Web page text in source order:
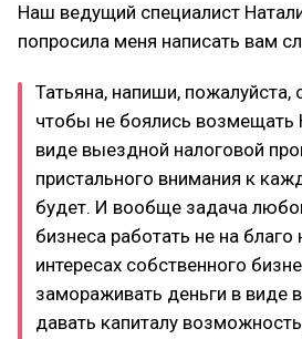
Наш ведущий специалист
попросила меня написать вам
Татьяна, напиши, пожалуйста,
чтобы не боялись
виде выездной налоговой
пристального внимания к
будет. И вообще задача
бизнеса работать не на благо
интересах собственного
замораживать деньги в виде
давать капиталу